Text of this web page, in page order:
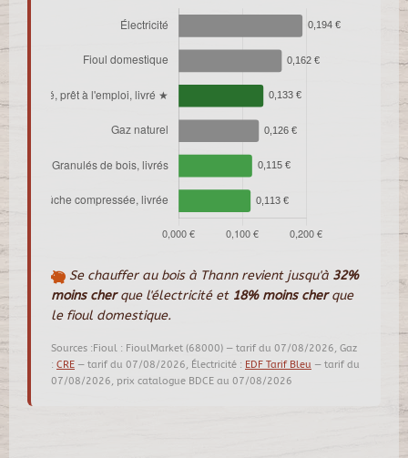
Se chauffer au bois à Thann revient jusqu'à 32%
moins cherque l'électricité et 18% moins cherque
le fioul domestique.
Sources :Fioul : FioulMarket (68000) — tarif du 07/08/2026, Gaz
: CRE — tarif du 07/08/2026, Électricité : EDF Tarif Bleu — tarif du
07/08/2026, prix catalogue BDCE au 07/08/2026